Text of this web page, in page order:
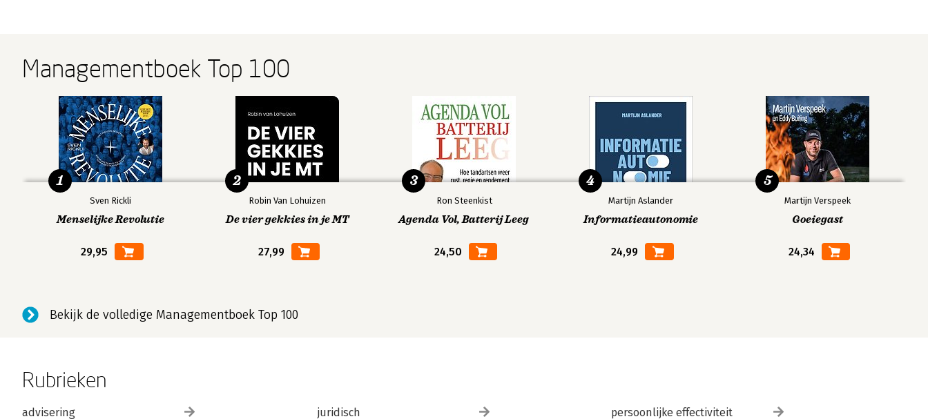
Managementboek Top 100
Sven Rickli
Menselijke Revolutie
29,95
1
Robin Van Lohuizen
De vier gekkies in je MT
27,99
2
Ron Steenkist
Agenda Vol, Batterij Leeg
24,50
3
Martijn Aslander
Informatieautonomie
24,99
4
Martijn Verspeek
Goeiegast
24,34
5
Bekijk de volledige Managementboek Top 100
Rubrieken
advisering juridisch persoonlijke effectiviteit